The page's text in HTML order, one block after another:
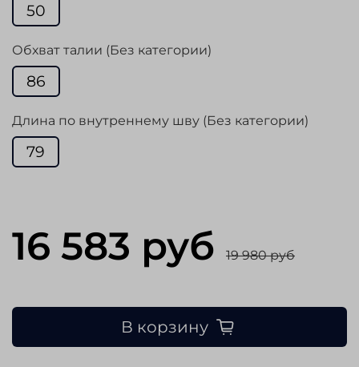
50
Обхват талии (Без категории)
86
Длина по внутреннему шву (Без категории)
79
16 583 руб 19 980 руб
В корзину